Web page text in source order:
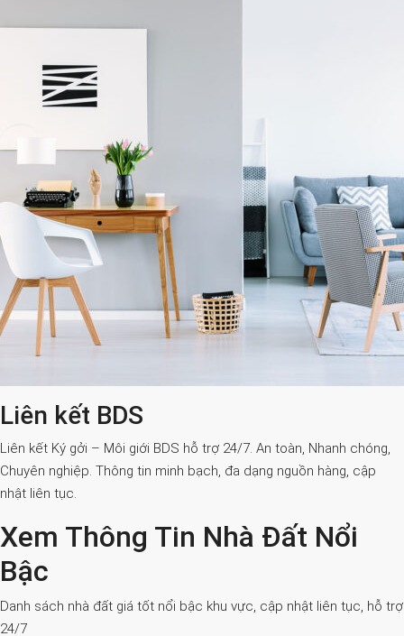
Liên kết BDS
Liên kết Ký gởi – Môi giới BDS hỗ trợ 24/7. An toàn, Nhanh chóng,
Chuyên nghiệp. Thông tin minh bạch, đa dạng nguồn hàng, cập
nhật liên tục.
Xem Thông Tin Nhà Đất Nổi
Bậc
Danh sách nhà đất giá tốt nổi bậc khu vực, cập nhật liên tục, hỗ trợ
24/7